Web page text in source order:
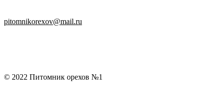
pitomnikorexov@mail.ru
© 2022 Питомник орехов №1